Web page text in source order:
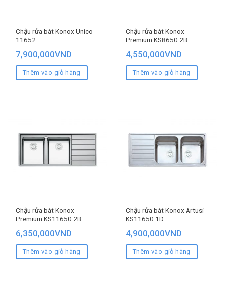
Chậu rửa bát Konox Unico
11652
7,900,000VND
Thêm vào giỏ hàng
Chậu rửa bát Konox
Premium KS8650 2B
4,550,000VND
Thêm vào giỏ hàng
Chậu rửa bát Konox
Premium KS11650 2B
6,350,000VND
Thêm vào giỏ hàng
Chậu rửa bát Konox Artusi
KS11650 1D
4,900,000VND
Thêm vào giỏ hàng